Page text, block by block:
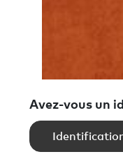
Avez-vous un